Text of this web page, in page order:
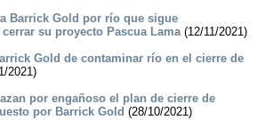
Barrick Gold por río que sigue
su proyecto Pascua Lama(12/11/2021)
Gold de contaminar río en el cierre de
2021)
por engañoso el plan de cierre de
por Barrick Gold (28/10/2021)